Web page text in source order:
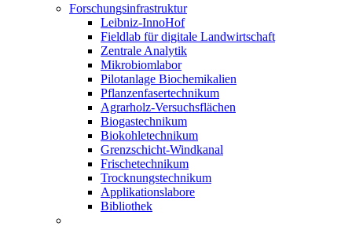
Forschungsinfrastruktur
Leibniz-InnoHof
Fieldlab für digitale Landwirtschaft
Zentrale Analytik
Mikrobiomlabor
Pilotanlage Biochemikalien
Pflanzenfasertechnikum
Agrarholz-Versuchsflächen
Biogastechnikum
Biokohletechnikum
Grenzschicht-Windkanal
Frischetechnikum
Trocknungstechnikum
Applikationslabore
Bibliothek